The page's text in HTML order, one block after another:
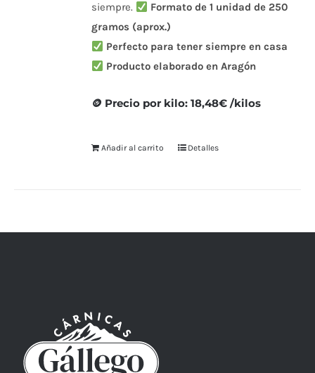
siempre.
Formato de 1 unidad de 250
gramos (aprox.)
Perfecto para tener siempre en casa
Producto elaborado en Aragón
🪙 Precio por kilo: 18,48€ /kilos
Añadir al carrito Detalles